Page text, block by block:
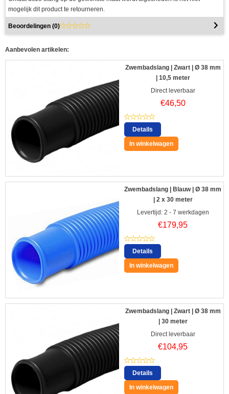
mogelijk dit product te retourneren.
Beoordelingen (0)
Aanbevolen artikelen:
Zwembadslang | Zwart | Ø 38 mm
| 10,5 meter
Direct leverbaar
€46,50
Details
In winkelwagen
Zwembadslang | Blauw | Ø 38 mm
| 2 x 30 meter
Levertijd: 2 - 7 werkdagen
€179,95
Details
In winkelwagen
Zwembadslang | Zwart | Ø 38 mm
| 30 meter
Direct leverbaar
€104,95
Details
In winkelwagen